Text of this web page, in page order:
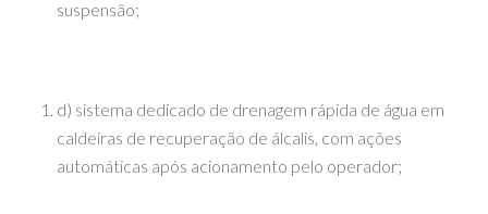
suspensão;
d) sistema dedicado de drenagem rápida de água em
caldeiras de recuperação de álcalis, com ações
automáticas após acionamento pelo operador;